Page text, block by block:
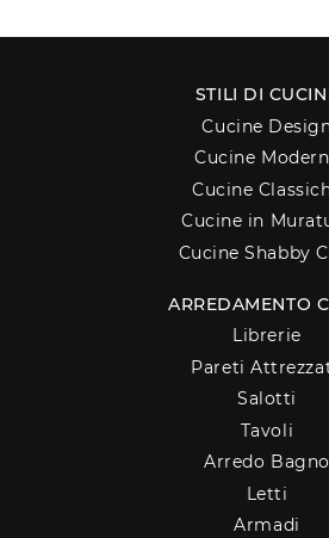
STILI DI
Cucine
Cucine
Cucine
Cucine in
Cucine Shabby
ARREDAMENTO
Librerie
Pareti
Salotti
Tavoli
Arredo Bagno
Letti
Armadi